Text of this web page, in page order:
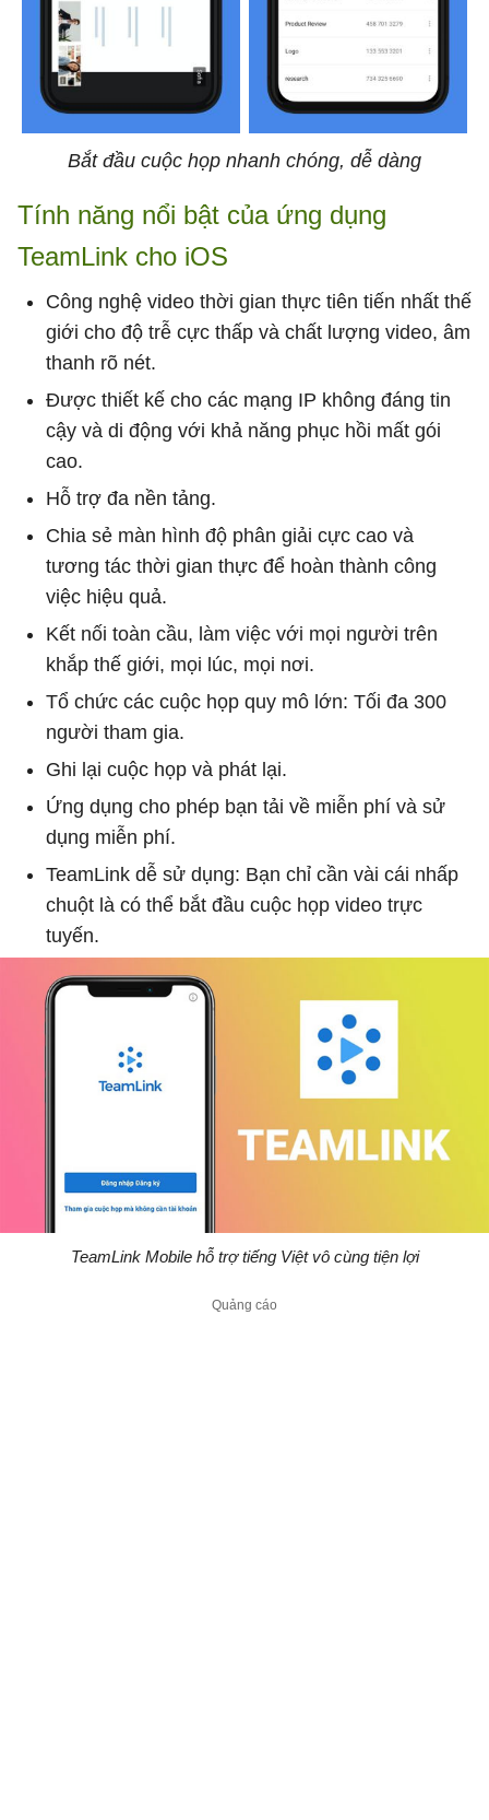
Bắt đầu cuộc họp nhanh chóng, dễ dàng
Tính năng nổi bật của ứng dụng
TeamLink cho iOS
Công nghệ video thời gian thực tiên tiến nhất thế
giới cho độ trễ cực thấp và chất lượng video, âm
thanh rõ nét.
Được thiết kế cho các mạng IP không đáng tin
cậy và di động với khả năng phục hồi mất gói
cao.
Hỗ trợ đa nền tảng.
Chia sẻ màn hình độ phân giải cực cao và
tương tác thời gian thực để hoàn thành công
việc hiệu quả.
Kết nối toàn cầu, làm việc với mọi người trên
khắp thế giới, mọi lúc, mọi nơi.
Tổ chức các cuộc họp quy mô lớn: Tối đa 300
người tham gia.
Ghi lại cuộc họp và phát lại.
Ứng dụng cho phép bạn tải về miễn phí và sử
dụng miễn phí.
TeamLink dễ sử dụng: Bạn chỉ cần vài cái nhấp
chuột là có thể bắt đầu cuộc họp video trực
tuyến.
TeamLink Mobile hỗ trợ tiếng Việt vô cùng tiện lợi